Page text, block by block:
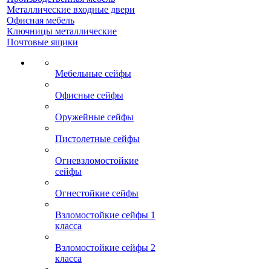
Металлические входные двери
Офисная мебель
Ключницы металлические
Почтовые ящики
Мебельные сейфы
Офисные сейфы
Оружейные сейфы
Пистолетные сейфы
Огневзломостойкие
сейфы
Огнестойкие сейфы
Взломостойкие сейфы 1
класса
Взломостойкие сейфы 2
класса